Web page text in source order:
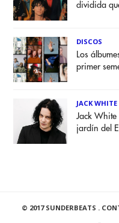
dividida
DISCOS
Los
primer
JACK WHITE
Jack White
jardín del
© 2017 SUNDERBEATS .